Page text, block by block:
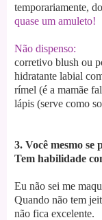
temporariamente,
quase um amuleto!
Não dispenso:
corretivo blush ou
hidratante labial
rímel (é a mamãe
lápis (serve como
3. Você mesmo se
Tem habilidade
Eu não sei me
Quando não tem
não fica excelente.